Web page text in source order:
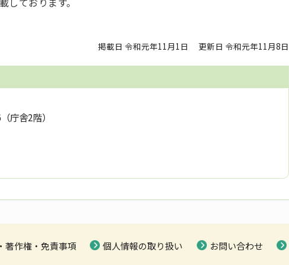
掲載日 令和元年11月1日 更新日 令和元年11月8日
庁舎2階）
著作権・免責事項 個人情報の取り扱い お問い合わせ